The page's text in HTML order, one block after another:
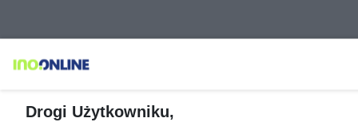
Drogi Użytkowniku,